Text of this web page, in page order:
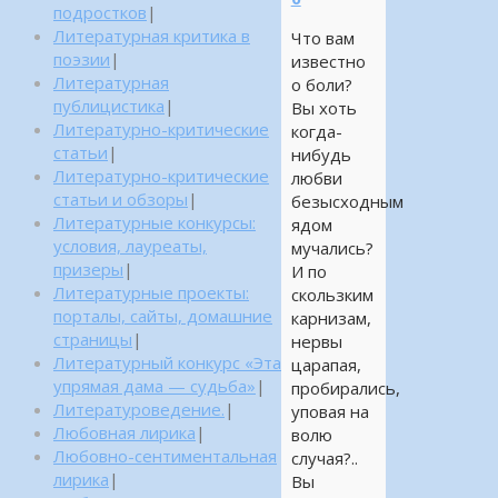
Что вам
известно
о боли?
Вы хоть
когда-
нибудь
любви
безысходным
ядом
мучались?
И по
скользким
карнизам,
нервы
царапая,
пробирались,
уповая на
волю
случая?..
Вы
подростков |
Литературная критика в
поэзии |
Литературная
публицистика |
Литературно-критические
статьи |
Литературно-критические
статьи и обзоры |
Литературные конкурсы:
условия, лауреаты,
призеры |
Литературные проекты:
порталы, сайты, домашние
страницы |
Литературный конкурс «Эта
упрямая дама — судьба» |
Литературоведение. |
Любовная лирика |
Любовно-сентиментальная
лирика |